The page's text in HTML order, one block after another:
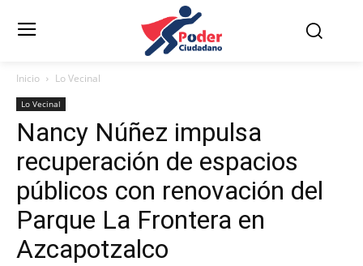
Inicio Lo Vecinal
Lo Vecinal
Nancy Núñez impulsa
recuperación de espacios
públicos con renovación del
Parque La Frontera en
Azcapotzalco